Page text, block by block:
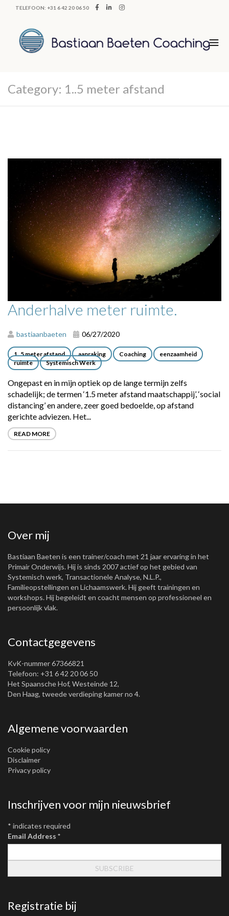
TELEFOON: +31 6 42 20 06 50
Category: 1..5 meter afstand
Anderhalve meter ruimte.
bastiaanbaeten 06/27/2020
1..5 meter afstand aanraking Coaching
eenzaamheid
ruimte
Systemisch Werk
Ongepast en in mijn optiek op de lange termijn zelfs
schadelijk; de termen ‘1.5 meter afstand maatschappij’, ‘social
distancing’ en andere, zeer goed bedoelde, op afstand
gerichte adviezen. Het...
READ MORE
Over mij
Bastiaan Baeten is een trainer/coach met 21 jaar ervaring in het
Primair Onderwijs. Hij is sinds 2007 actief op het gebied van
Systemisch werk, Transactionele Analyse, N.L.P.,
Familieopstellingen en Lichaamswerk. Hij geeft trainingen en
workshops. Hij begeleidt en coacht mensen op professioneel en
persoonlijk vlak.
Contactgegevens
KvK-nummer 67366821
Telefoon: +31 6 42 20 06 50
Het Spaansche Hof, Westeinde 12,
Den Haag, tweede verdieping kamer no 4.
Algemene voorwaarden
Cookie policy
Disclaimer
Privacy policy
Inschrijven voor mijn nieuwsbrief
* indicates required
Email Address *
Registratie bij